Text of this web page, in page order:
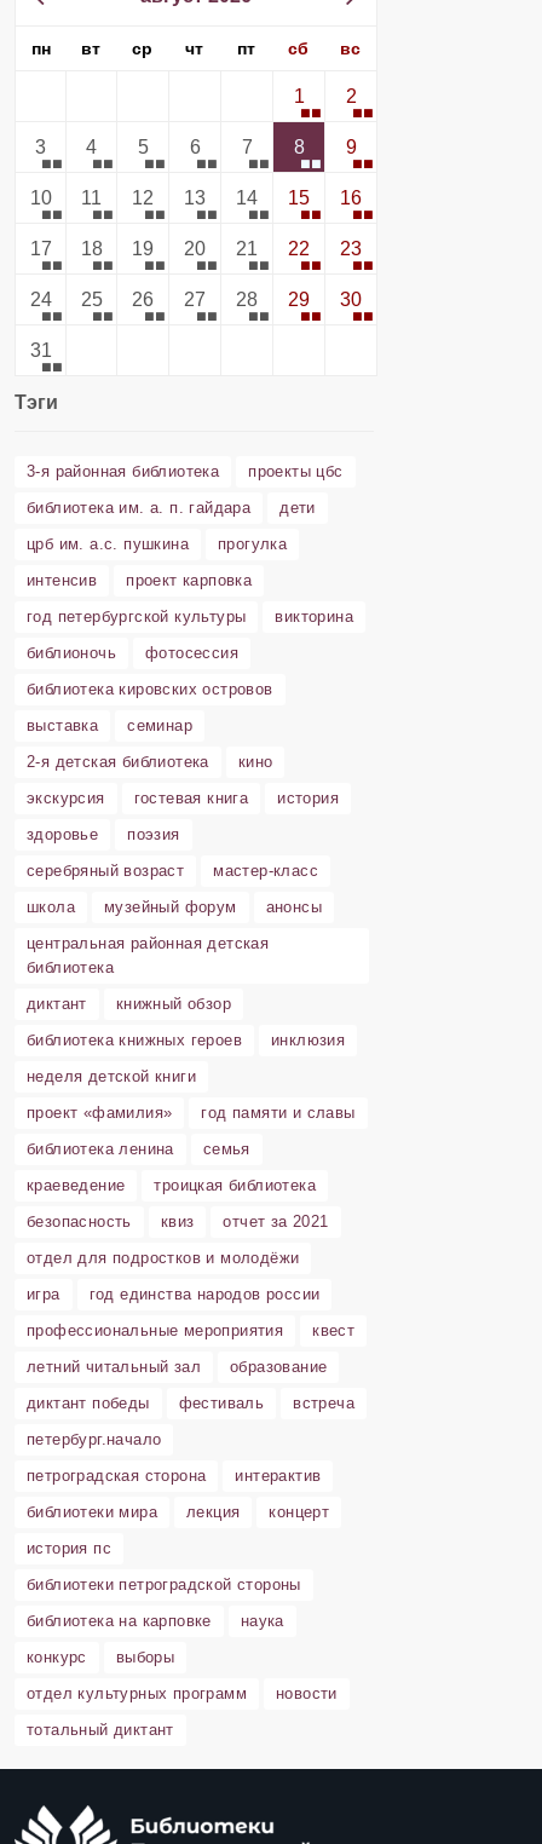
пн вт ср чт пт сб вс
1 2
3 4 5 6 7 8 9
10 11 12 13 14 15 16
17 18 19 20 21 22 23
24 25 26 27 28 29 30
31
Тэги
3-я районная библиотека
проекты цбс
библиотека им. а. п. гайдара
дети
црб им. а.с. пушкина
прогулка
интенсив
проект карповка
год петербургской культуры
викторина
библионочь
фотосессия
библиотека кировских островов
выставка
семинар
2-я детская библиотека
кино
экскурсия
гостевая книга
история
здоровье
поэзия
серебряный возраст
мастер-класс
школа
музейный форум
анонсы
центральная районная детская
библиотека
диктант
книжный обзор
библиотека книжных героев
инклюзия
неделя детской книги
проект «фамилия»
год памяти и славы
библиотека ленина
семья
краеведение
троицкая библиотека
безопасность
квиз
отчет за 2021
отдел для подростков и молодёжи
игра
год единства народов россии
профессиональные мероприятия
квест
летний читальный зал
образование
диктант победы
фестиваль
встреча
петербург.начало
петроградская сторона
интерактив
библиотеки мира
лекция
концерт
история пс
библиотеки петроградской стороны
библиотека на карповке
наука
конкурс
выборы
отдел культурных программ
новости
тотальный диктант